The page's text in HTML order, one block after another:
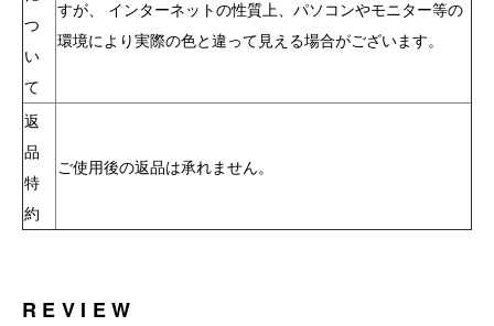
つ
い
て
すが、 インターネットの性質上、パソコンやモニター等の
環境により実際の色と違って見える場合がございます。
返
品
特
約
ご使用後の返品は承れません。
REVIEW